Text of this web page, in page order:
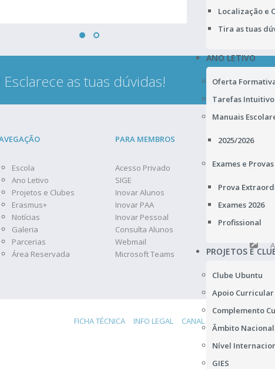
Localização e
Tira as tuas
ANO LETIVO
Oferta
Tarefas Intuitivo
Manuais
2025/2026
Exames e Provas
Prova
Exames 2026
Profissional
PROJETOS E
Clube Ubuntu
Apoio Curricular
Complemento
Âmbito Nacional
Nível
GIES
as tuas dúvidas!
Escola
Ano Letivo
Projetos e Clubes
Erasmus+
Notícias
Galeria
Parcerias
Área Reservada
PARA MEMBROS
Acesso Privado
SIGE
Inovar Alunos
Inovar PAA
Inovar Pessoal
Consulta Alunos
Webmail
Microsoft Teams
ENC.
FICHA TÉCNICA INFO LEGAL CANAL DE DENÚNCIA